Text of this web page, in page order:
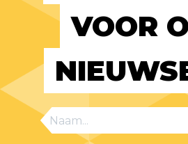
VOOR